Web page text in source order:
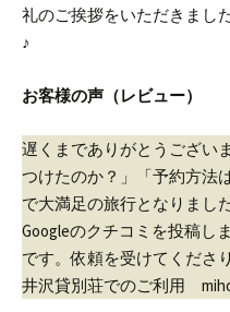
礼のご挨拶をいただきまし
♪
お客様の声（レビュー）
遅くまでありがとうござい
つけたのか？」「予約方法
で大満足の旅行となりました
Googleのクチコミを投稿し
です。依頼を受けてくださ
井沢貸別荘でのご利用